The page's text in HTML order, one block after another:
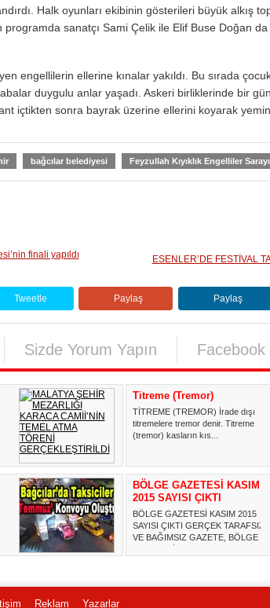
Halk oyunları ekibinin gösterileri büyük alkış
sanatçı Sami Çelik ile Elif Buse Doğan
engellilerin ellerine kınalar yakıldı. Bu sırada
duygulu anlar yaşadı. Askeri birliklerinde bir
içtikten sonra bayrak üzerine ellerini koyarak
bağcılar belediyesi Feyzullah Kıyıklık Engelliler Sarayı
finali yapıldı
ESENLER’DE FESTİVAL
Tweetle Paylaş Paylaş
Sizde Yorum Yapın Facebook
Titreme (Tremor)
TİTREME (TREMOR) İrade dışı
titremelere tremor denir. Titreme
(tremor) kasların kıs...
BÖLGE GAZETESİ KASIM
2015 SAYISI ÇIKTI
BÖLGE GAZETESİ KASIM 2015
SAYISI ÇIKTI GERÇEK TARAFSIZ
VE BAĞIMSIZ GAZETE, BÖLGE
Reklam Yazarlar